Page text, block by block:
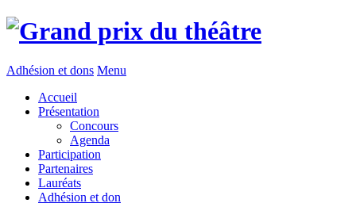
Adhésion et dons Menu
Accueil
Présentation
Concours
Agenda
Participation
Partenaires
Lauréats
Adhésion et don